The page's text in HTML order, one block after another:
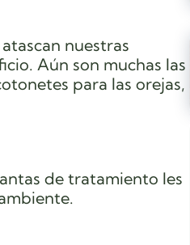
nuestras
Aún son muchas las
para las orejas,
de tratamiento les